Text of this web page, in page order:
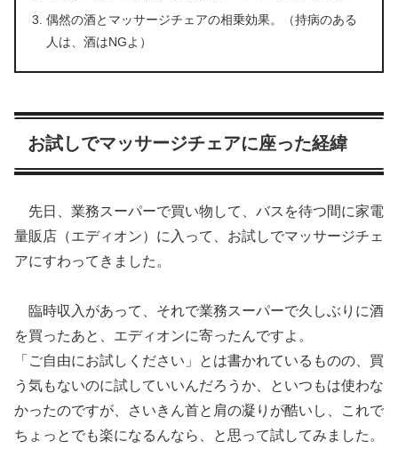
偶然の酒とマッサージチェアの相乗効果。（持病のある
人は、酒はNGよ）
お試しでマッサージチェアに座った経緯
先日、業務スーパーで買い物して、バスを待つ間に家電
量販店（エディオン）に入って、お試しでマッサージチェ
アにすわってきました。
臨時収入があって、それで業務スーパーで久しぶりに酒
を買ったあと、エディオンに寄ったんですよ。
「ご自由にお試しください」とは書かれているものの、買
う気もないのに試していいんだろうか、といつもは使わな
かったのですが、さいきん首と肩の凝りが酷いし、これで
ちょっとでも楽になるんなら、と思って試してみました。